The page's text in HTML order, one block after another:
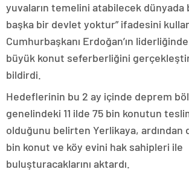
yuvaların temelini atabilecek dünyada
başka bir devlet yoktur” ifadesini
Cumhurbaşkanı Erdoğan’ın
büyük konut seferberliğini
bildirdi.
Hedeflerinin bu 2 ay içinde deprem
genelindeki 11 ilde 75 bin konutun
olduğunu belirten Yerlikaya, ardından
bin konut ve köy evini hak sahipleri ile
buluşturacaklarını aktardı.